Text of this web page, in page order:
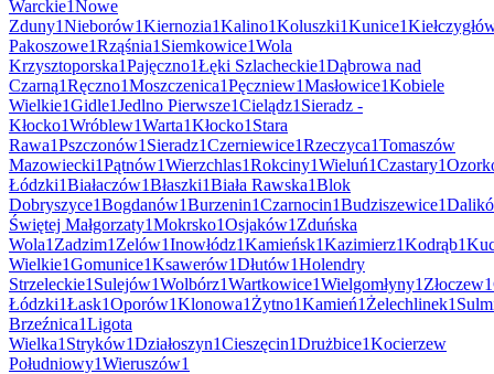
Warckie1Nowe
Zduny1Nieborów1Kiernozia1Kalino1Koluszki1Kunice1
Pakoszowe1Rząśnia1 Siemkowice1Wola
Krzysztoporska1Pajęczno1Łęki Szlacheckie1Dąbrowa nad
Czarną1Ręczno1Moszczenica1Pęczniew1Masłowice1Kobiele
Wielkie1Gidle1Jedlno Pierwsze1Cielądz1 Sieradz -
Kłocko1Wróblew1Warta1Kłocko1 Stara
Rawa1Pszczonów1 Sieradz1Czerniewice1Rzeczyca1Tomaszów
Mazowiecki1Pątnów1Wierzchlas1Rokciny1Wieluń1Czastary1
Łódzki1Białaczów1Błaszki1Biała Rawska1Blok
Dobryszyce1Bogdanów1Burzenin1Czarnocin1Budziszewice1
Świętej Małgorzaty1Mokrsko1Osjaków1 Zduńska
Wola1 Zadzim1 Zelów1Inowłódz1Kamieńsk1Kazimierz1Kodrąb1
Wielkie1Gomunice1Ksawerów1Dłutów1Holendry
Strzeleckie1 Sulejów1Wolbórz1Wartkowice1Wielgomłyny1 Złoczew1
Łódzki1Łask1Oporów1Klonowa1 Żytno1Kamień1 Żelechlinek1
Brzeźnica1Ligota
Wielka1 Stryków1Działoszyn1Cieszęcin1Drużbice1Kocierzew
Południowy1Wieruszów1